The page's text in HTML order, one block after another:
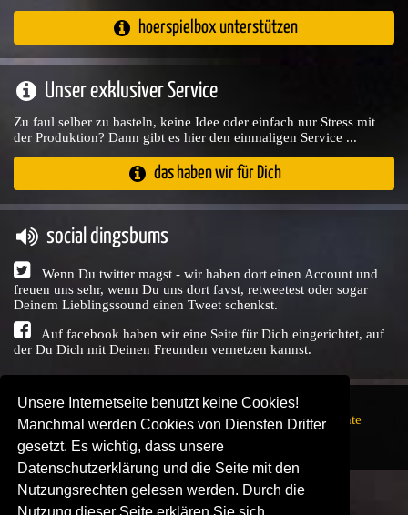
Unsere Internetseite benutzt keine Cookies!
Manchmal werden Cookies von Diensten Dritter
gesetzt. Es wichtig, dass unsere
Datenschutzerklärung und die Seite mit den
Nutzungsrechten gelesen werden. Durch die
Nutzung dieser Seite erklären Sie sich
hoerspielbox unterstützen
Unser exklusiver Service
Zu faul selber zu basteln, keine Idee oder einfach nur Stress mit
der Produktion? Dann gibt es hier den einmaligen Service ...
das haben wir für Dich
social dingsbums
Wenn Du twitter magst - wir haben dort einen Account und
freuen uns sehr, wenn Du uns dort favst, retweetest oder sogar
Deinem Lieblingssound einen Tweet schenkst.
Auf facebook haben wir eine Seite für Dich eingerichtet, auf
der Du Dich mit Deinen Freunden vernetzen kannst.
Copyright © Audio Union GbR, 1999 - 2026,Nutzungsrechte
SENDEPLATZ ↗